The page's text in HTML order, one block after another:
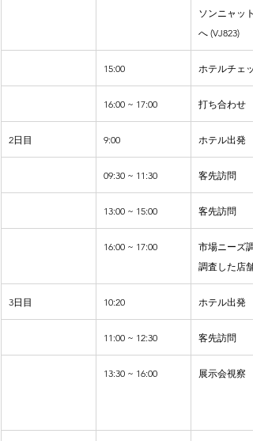
ソンニャッ
へ (VJ823)
15:00 ホテルチェ
16:00 ~ 17:00 打ち合わせ
2日目 9:00 ホテル出発
09:30 ~ 11:30 客先訪問
13:00 ~ 15:00 客先訪問
16:00 ~ 17:00
市場ニーズ
調査した店舗)
3日目 10:20 ホテル出発
11:00 ~ 12:30 客先訪問
13:30 ~ 16:00 展示会視察